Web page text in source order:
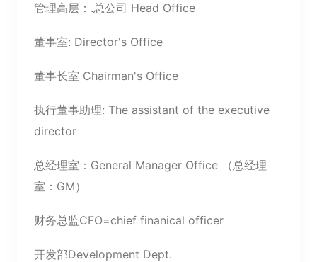
管理高层：.总公司 Head Office
董事室: Director's Office
董事长室 Chairman's Office
执行董事助理: The assistant of the executive
director
总经理室：General Manager Office （总经理
室：GM）
财务总监CFO=chief finanical officer
开发部Development Dept.